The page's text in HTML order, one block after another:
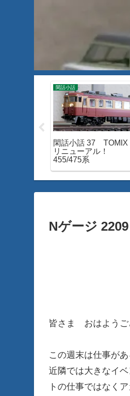
閑話小話
閑話小話 37 TOMIX
リニューアル！
455/475系
Nゲージ
皆さま おはようご
この週末は仕事が
近隣では大きなイ
トの仕事ではなく